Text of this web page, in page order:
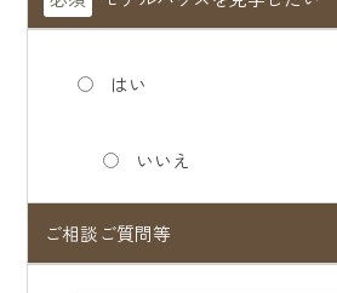
はい
いいえ
ご相談ご質問等